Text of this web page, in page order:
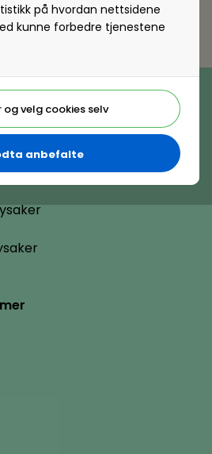
på hvordan nettsidene
kunne forbedre tjenestene
og velg cookies selv
anbefalte